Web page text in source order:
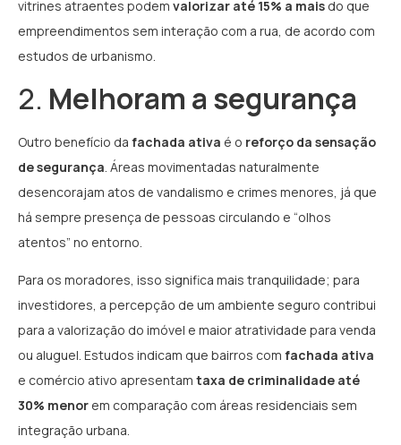
vitrines atraentes podem valorizar até 15% a mais do que
empreendimentos sem interação com a rua, de acordo com
estudos de urbanismo.
2. Melhoram a segurança
Outro benefício da fachada ativa é o reforço da sensação
de segurança. Áreas movimentadas naturalmente
desencorajam atos de vandalismo e crimes menores, já que
há sempre presença de pessoas circulando e “olhos
atentos” no entorno.
Para os moradores, isso significa mais tranquilidade; para
investidores, a percepção de um ambiente seguro contribui
para a valorização do imóvel e maior atratividade para venda
ou aluguel. Estudos indicam que bairros com fachada ativa
e comércio ativo apresentam taxa de criminalidade até
30% menor em comparação com áreas residenciais sem
integração urbana.